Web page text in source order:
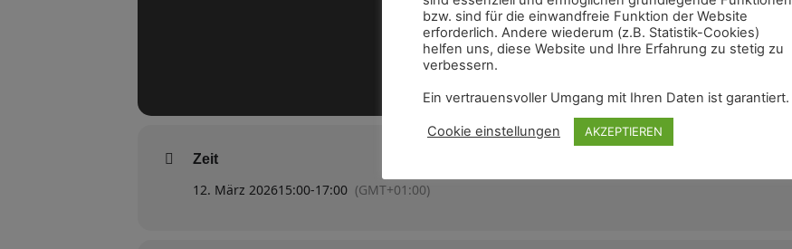
Zeit
12. März 202615:00-17:00 (GMT+01:00)
bzw. sind für die einwandfreie Funktion der Website
erforderlich. Andere wiederum (z.B. Statistik-Cookies)
helfen uns, diese Website und Ihre Erfahrung zu stetig zu
verbessern.
Ein vertrauensvoller Umgang mit Ihren Daten ist garantiert.
Cookie einstellungen AKZEPTIEREN